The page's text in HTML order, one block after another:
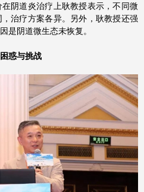
阴道炎治疗上耿教授表示，不同微
治疗方案各异。另外，耿教授还强
是阴道微生态未恢复。
惑与挑战